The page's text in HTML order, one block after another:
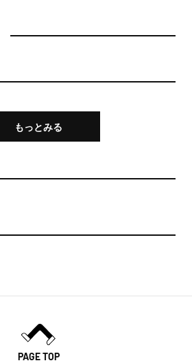
もっとみる
PAGE TOP